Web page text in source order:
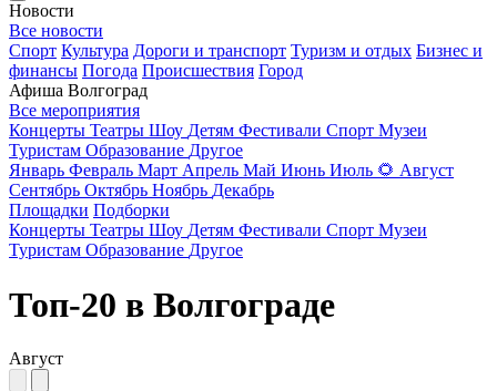
Новости
Все новости
Спорт Культура Дороги и транспорт Туризм и отдых Бизнес и
финансы Погода Происшествия Город
Афиша Волгоград
Все мероприятия
Концерты Театры Шоу Детям Фестивали Спорт Музеи
Туристам Образование Другое
Январь Февраль Март Апрель Май Июнь Июль 🌻 Август
Сентябрь Октябрь Ноябрь Декабрь
Площадки Подборки
Концерты Театры Шоу Детям Фестивали Спорт Музеи
Туристам Образование Другое
Топ-20 в Волгограде
Август